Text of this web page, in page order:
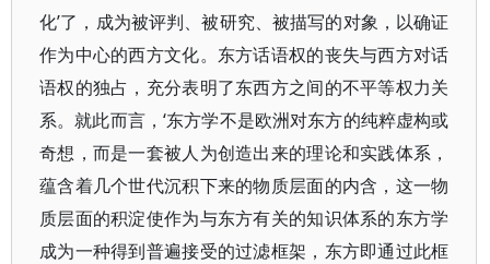
化’了，成为被评判、被研究、被描写的对象，以确证
作为中心的西方文化。东方话语权的丧失与西方对话
语权的独占，充分表明了东西方之间的不平等权力关
系。就此而言，‘东方学不是欧洲对东方的纯粹虚构或
奇想，而是一套被人为创造出来的理论和实践体系，
蕴含着几个世代沉积下来的物质层面的内含，这一物
质层面的积淀使作为与东方有关的知识体系的东方学
成为一种得到普遍接受的过滤框架，东方即通过此框